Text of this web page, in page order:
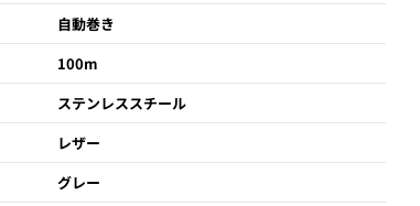
自動巻き
100m
ステンレススチール
レザー
グレー